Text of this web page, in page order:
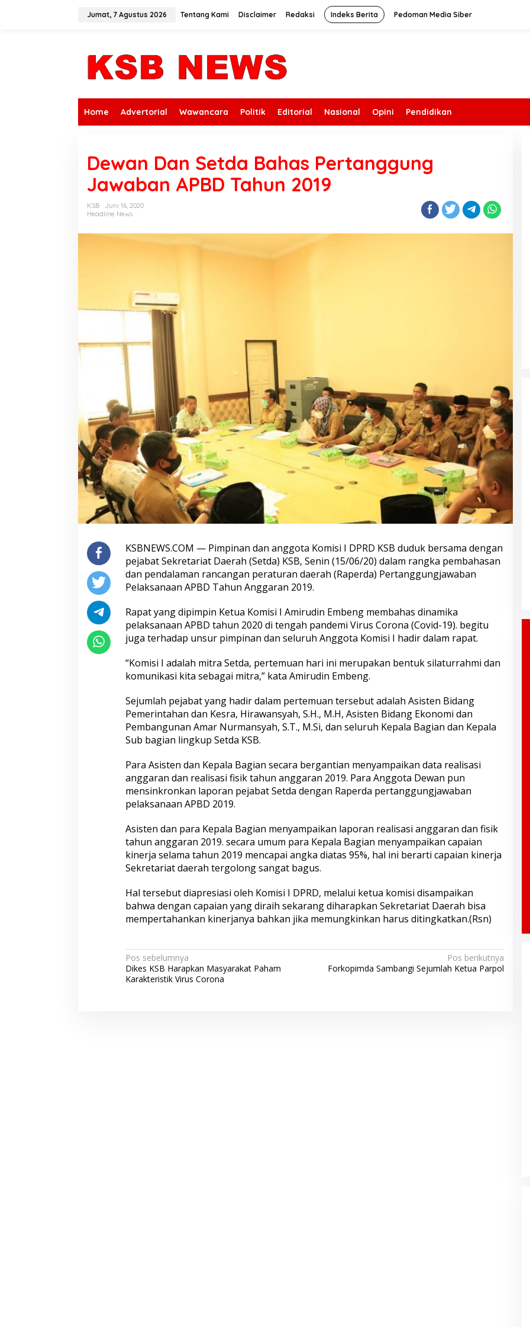
Jumat, 7 Agustus 2026 Tentang Kami Disclaimer Redaksi Indeks Berita Pedoman Media Siber
Home Advertorial Wawancara Politik Editorial Nasional Opini Pendidikan
Dewan Dan Setda Bahas Pertanggung
Jawaban APBD Tahun 2019
KSB
Juni 16, 2020
Headline News
KSBNEWS.COM — Pimpinan dan anggota Komisi I DPRD KSB duduk bersama dengan
pejabat Sekretariat Daerah (Setda) KSB, Senin (15/06/20) dalam rangka pembahasan
dan pendalaman rancangan peraturan daerah (Raperda) Pertanggungjawaban
Pelaksanaan APBD Tahun Anggaran 2019.
Rapat yang dipimpin Ketua Komisi I Amirudin Embeng membahas dinamika
pelaksanaan APBD tahun 2020 di tengah pandemi Virus Corona (Covid-19). begitu
juga terhadap unsur pimpinan dan seluruh Anggota Komisi I hadir dalam rapat.
“Komisi I adalah mitra Setda, pertemuan hari ini merupakan bentuk silaturrahmi dan
komunikasi kita sebagai mitra,” kata Amirudin Embeng.
Sejumlah pejabat yang hadir dalam pertemuan tersebut adalah Asisten Bidang
Pemerintahan dan Kesra, Hirawansyah, S.H., M.H, Asisten Bidang Ekonomi dan
Pembangunan Amar Nurmansyah, S.T., M.Si, dan seluruh Kepala Bagian dan Kepala
Sub bagian lingkup Setda KSB.
Para Asisten dan Kepala Bagian secara bergantian menyampaikan data realisasi
anggaran dan realisasi fisik tahun anggaran 2019. Para Anggota Dewan pun
mensinkronkan laporan pejabat Setda dengan Raperda pertanggungjawaban
pelaksanaan APBD 2019.
Asisten dan para Kepala Bagian menyampaikan laporan realisasi anggaran dan fisik
tahun anggaran 2019. secara umum para Kepala Bagian menyampaikan capaian
kinerja selama tahun 2019 mencapai angka diatas 95%, hal ini berarti capaian kinerja
Sekretariat daerah tergolong sangat bagus.
Hal tersebut diapresiasi oleh Komisi I DPRD, melalui ketua komisi disampaikan
bahwa dengan capaian yang diraih sekarang diharapkan Sekretariat Daerah bisa
mempertahankan kinerjanya bahkan jika memungkinkan harus ditingkatkan.(Rsn)
N
a
Pos sebelumnya
Dikes KSB Harapkan Masyarakat Paham
Karakteristik Virus Corona
Pos berikutnya
Forkopimda Sambangi Sejumlah Ketua Parpol